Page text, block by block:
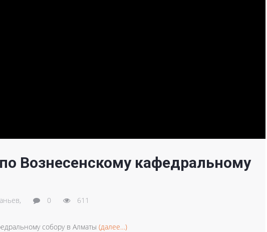
Вознесенскому кафедральному
0 611
собору в Алматы (далее…)